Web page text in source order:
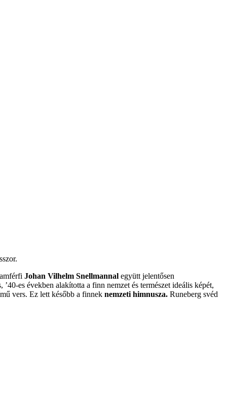
Johan Vilhelm Snellmannal együtt jelentősen
es években alakította a finn nemzet és természet ideális képét,
vers. Ez lett később a finnek nemzeti himnusza. Runeberg svéd